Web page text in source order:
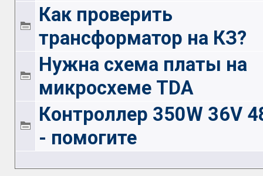
Как проверить
трансформатор на КЗ?
Нужна схема платы на
микросхеме TDA
Контроллер 350W 36V
- помогите